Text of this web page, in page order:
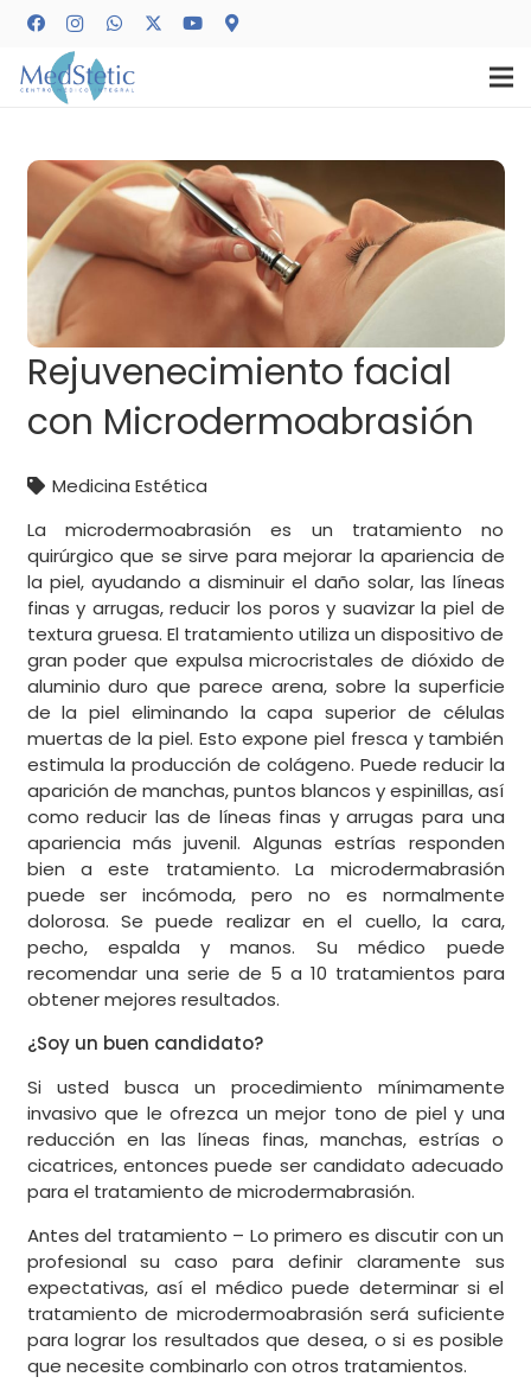
Rejuvenecimiento facial
con Microdermoabrasión
Medicina Estética
La microdermoabrasión es un tratamiento no
quirúrgico que se sirve para mejorar la apariencia de
la piel, ayudando a disminuir el daño solar, las líneas
finas y arrugas, reducir los poros y suavizar la piel de
textura gruesa. El tratamiento utiliza un dispositivo de
gran poder que expulsa microcristales de dióxido de
aluminio duro que parece arena, sobre la superficie
de la piel eliminando la capa superior de células
muertas de la piel. Esto expone piel fresca y también
estimula la producción de colágeno. Puede reducir la
aparición de manchas, puntos blancos y espinillas, así
como reducir las de líneas finas y arrugas para una
apariencia más juvenil. Algunas estrías responden
bien a este tratamiento. La microdermabrasión
puede ser incómoda, pero no es normalmente
dolorosa. Se puede realizar en el cuello, la cara,
pecho, espalda y manos. Su médico puede
recomendar una serie de 5 a 10 tratamientos para
obtener mejores resultados.
¿Soy un buen candidato?
Si usted busca un procedimiento mínimamente
invasivo que le ofrezca un mejor tono de piel y una
reducción en las líneas finas, manchas, estrías o
cicatrices, entonces puede ser candidato adecuado
para el tratamiento de microdermabrasión.
Antes del tratamiento – Lo primero es discutir con un
profesional su caso para definir claramente sus
expectativas, así el médico puede determinar si el
tratamiento de microdermoabrasión será suficiente
para lograr los resultados que desea, o si es posible
que necesite combinarlo con otros tratamientos.